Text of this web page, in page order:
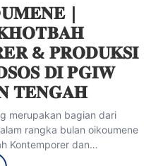
|
& 𝐏𝐑𝐎𝐃𝐔𝐊𝐒𝐈
𝐃𝐈 𝐏𝐆𝐈𝐖
𝐓𝐄𝐍𝐆𝐀𝐇
merupakan bagian dari
rangka bulan oikoumene
Kontemporer dan…